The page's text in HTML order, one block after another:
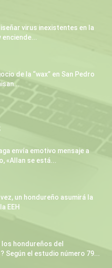
virus inexistentes en la
enciende...
de la “wax” en San Pedro
envía emotivo mensaje a
«Allan se está...
un hondureño asumirá la
EEH
los hondureños del
Según el estudio número 79...